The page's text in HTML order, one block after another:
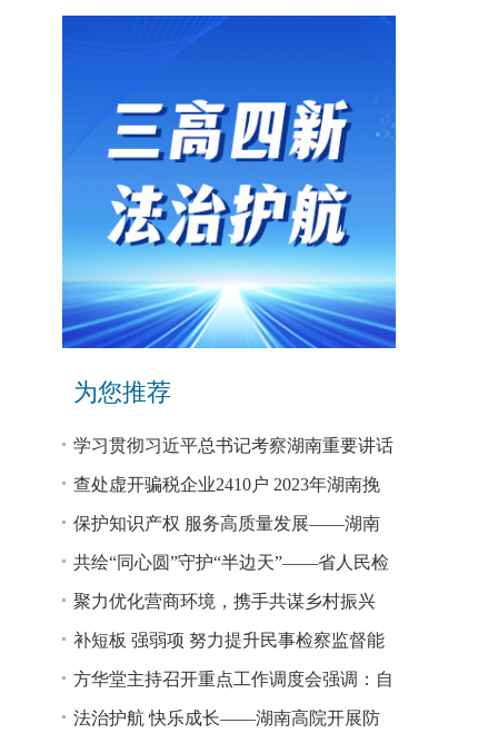
为您推荐
学习贯彻习近平总书记考察湖南重要讲话
和指示精神专题研讨班开班
查处虚开骗税企业2410户 2023年湖南挽
回税款损失48.2亿元
保护知识产权 服务高质量发展——湖南
省公安厅公布打击侵犯知识产权犯罪10起
典型案例
共绘“同心圆”守护“半边天”——省人民检
察院、省妇联共同主办检察开放日活动
聚力优化营商环境，携手共谋乡村振兴
—— 省法院驻大坪村工作队、村“两委”干
部赴企参观学习调研
补短板 强弱项 努力提升民事检察监督能
力
方华堂主持召开重点工作调度会强调：自
我加压 砥砺奋进 推动工作更有成效 更加
法治护航 快乐成长——湖南高院开展防